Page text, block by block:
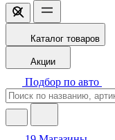
Каталог товаров
Акции
Подбор по авто